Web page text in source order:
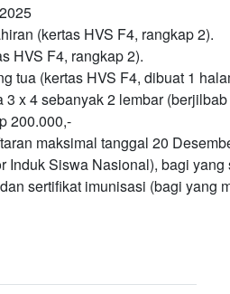
(kertas HVS F4, rangkap 2).
HVS F4, rangkap 2).
tua (kertas HVS F4, dibuat 1
x 4 sebanyak 2 lembar
200.000,-
maksimal tanggal 20
Induk Siswa Nasional), bagi
sertifikat imunisasi (bagi yang